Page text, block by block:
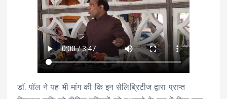
डॉ. पॉल ने यह भी मांग की कि इन सेलिब्रिटीज द्वारा प्राप्त